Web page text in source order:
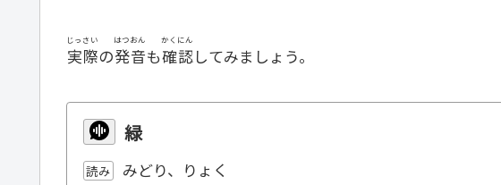
実際
じっさい
の発音
はつおん
も確認
かくにん
してみましょう。
緑
読み みどり、りょく